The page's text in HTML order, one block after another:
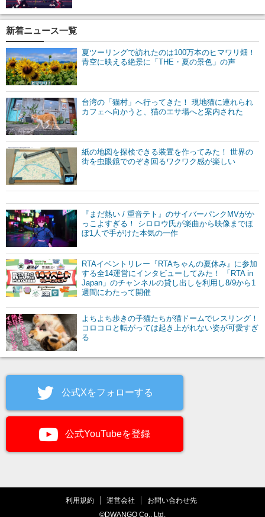
新着ニュース一覧
夏ツーリングで訪れたのは100万本のヒマワリ畑！
青空に映える絶景に「THE・夏の景色」の声
台湾の「猫村」へ行ってきた！ 現地猫に連れられ
カフェへ向かうと、猫のエサ場へと案内された
紙の地図を探検できる装置を作ってみた！ 世界の
街を虫眼鏡でのぞき回るワクワク感が楽しい
『まだ熱い / 重音テト』のサイバーパンクMVがか
っこよすぎる！ シロロウ氏が楽曲から映像までほ
ぼ1人で手がけた本気の一作
RTAイベントリレー『RTAちゃんの夏休み』に参加
する全14運営にインタビューしてみた！ 「RTA in
Japan」のチャンネルの貸し出しを利用し8/9から1
週間にわたって開催
よちよち歩きの子猫たちが猫ドームでレスリング！
コロコロと転がっては起き上がれない姿が可愛すぎ
る
公式Xをフォローする
公式YouTubeを登録
利用規約 運営会社
お問い合わせ先
©DWANGO Co., Ltd.